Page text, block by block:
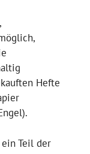
Hefte
Teil der